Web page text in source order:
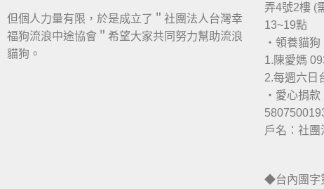
但個人力量有限，於是成立了＂社團法人台灣幸
福狗流浪中途協會＂希望大家共同努力幫助流浪
貓狗。
弄4號2樓 (
13~19點
・領養貓狗
1.陳愛媽
2.每週六日
・愛心捐
戶名：社
◆台內團字